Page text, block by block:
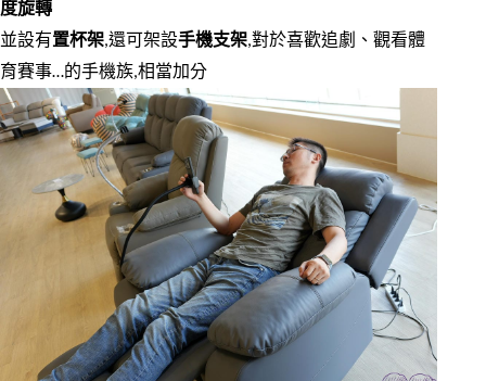
度旋轉
並設有置杯架,還可架設手機支架,對於喜歡追劇、觀看體
育賽事…的手機族,相當加分